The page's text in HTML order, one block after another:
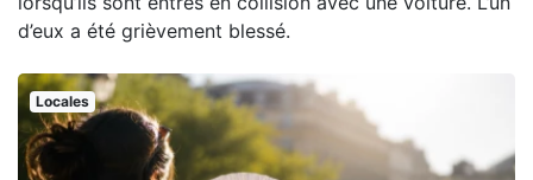
d’eux a été grièvement blessé.
Locales